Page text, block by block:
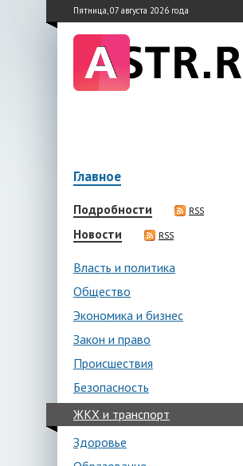
Пятница, 07 августа 2026 года
Главное
Подробности RSS
Новости RSS
Власть и политика
Общество
Экономика и бизнес
Закон и право
Происшествия
Безопасность
ЖКХ и транспорт
Здоровье